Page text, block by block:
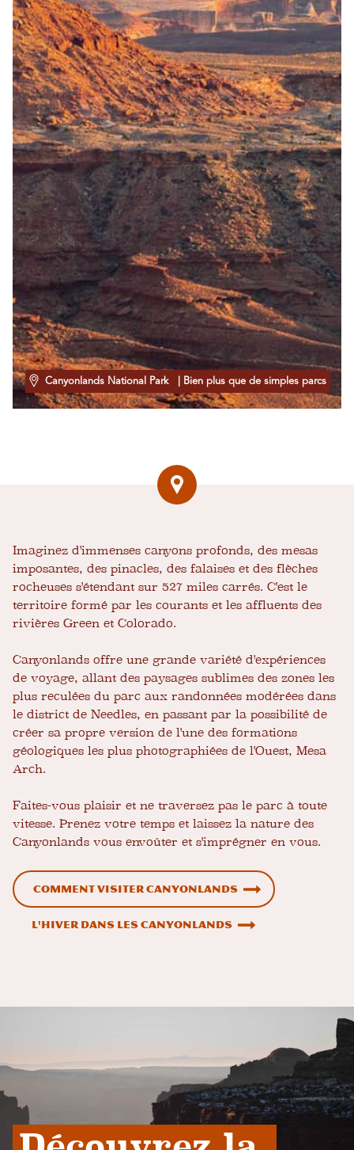
Canyonlands National Park | Bien plus que de simples parcs
Imaginez d'immenses canyons profonds, des mesas
imposantes, des pinacles, des falaises et des flèches
rocheuses s'étendant sur 527 miles carrés. C'est le
territoire formé par les courants et les affluents des
rivières Green et Colorado.
Canyonlands offre une grande variété d'expériences
de voyage, allant des paysages sublimes des zones les
plus reculées du parc aux randonnées modérées dans
le district de Needles, en passant par la possibilité de
créer sa propre version de l'une des formations
géologiques les plus photographiées de l'Ouest, Mesa
Arch.
Faites-vous plaisir et ne traversez pas le parc à toute
vitesse. Prenez votre temps et laissez la nature des
Canyonlands vous envoûter et s'imprégner en vous.
Comment visiter Canyonlands
L'hiver dans les Canyonlands